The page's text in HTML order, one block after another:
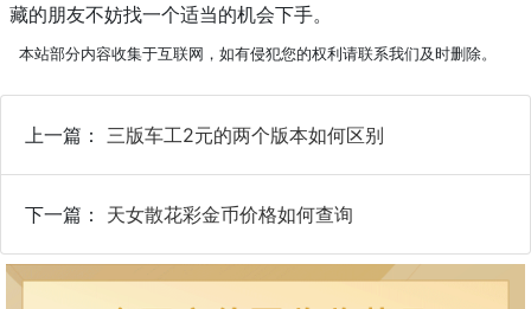
藏的朋友不妨找一个适当的机会下手。
本站部分内容收集于互联网，如有侵犯您的权利请联系我们及时删除。
上一篇： 三版车工2元的两个版本如何区别
下一篇： 天女散花彩金币价格如何查询